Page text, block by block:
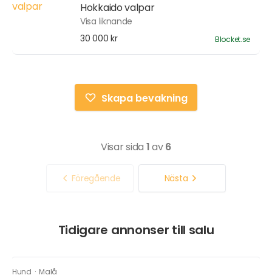
Hokkaido valpar
Visa liknande
30 000 kr
Blocket.se
Skapa bevakning
Visar sida 1av6
Föregående Nästa
Tidigare annonser till salu
Hund · Malå